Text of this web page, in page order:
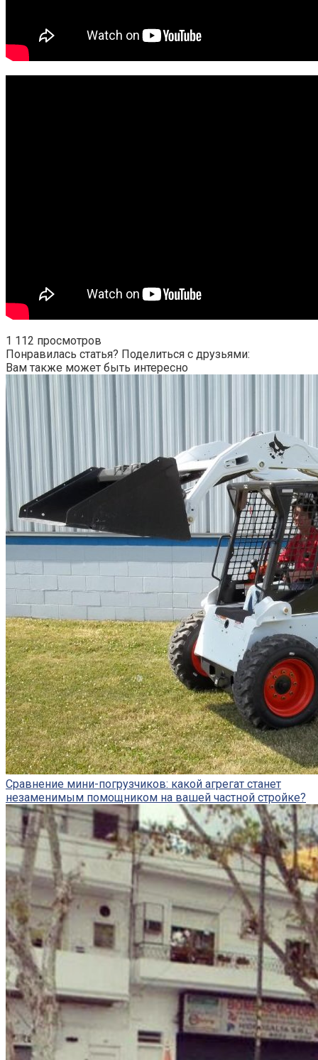
1 112 просмотров
Понравилась статья? Поделиться с друзьями:
Вам также может быть интересно
Сравнение мини-погрузчиков: какой агрегат станет
незаменимым помощником на вашей частной стройке?